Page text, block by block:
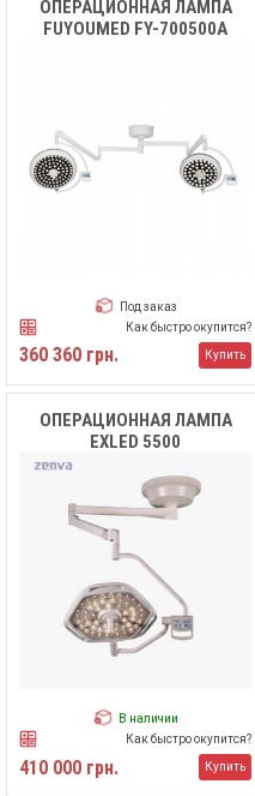
ОПЕРАЦИОННАЯ ЛАМПА
FUYOUMED FY-700500А
Под заказ
Как быстро окупится?
360 360 грн. Купить
ОПЕРАЦИОННАЯ ЛАМПА
EXLED 5500
В наличии
Как быстро окупится?
410 000 грн. Купить